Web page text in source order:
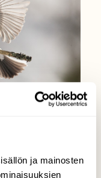
ja mainosten
ti-tyn
heti, kun